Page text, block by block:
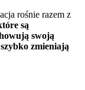
rośnie razem z
są
swoją
zmieniają